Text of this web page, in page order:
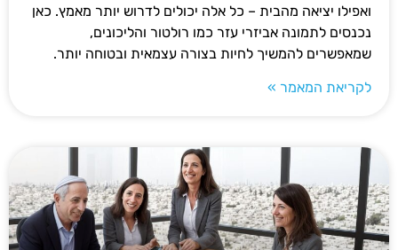
ואפילו יציאה מהבית – כל אלה יכולים לדרוש יותר מאמץ. כאן
נכנסים לתמונה אביזרי עזר כמו רולטור והליכונים,
שמאפשרים להמשיך לחיות בצורה עצמאית ובטוחה יותר.
לקריאת המאמר »